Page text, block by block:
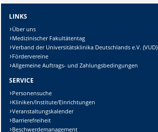
LINKS
Über uns
Medizinischer Fakultätentag
Verband der Universitätsklinika Deutschlands e.V. (VUD)
Fördervereine
Allgemeine Auftrags- und Zahlungsbedingungen
SERVICE
Personensuche
Kliniken/Institute/Einrichtungen
Veranstaltungskalender
Barrierefreiheit
Beschwerdemanagement